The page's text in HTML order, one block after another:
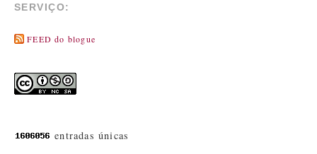
SERVIÇO:
FEED do blogue
entradas únicas